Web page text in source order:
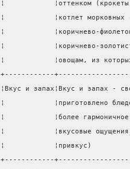
¦            ¦оттенком (крокеты
¦            ¦котлет морковных -
¦            ¦коричнево-
¦            ¦коричнево-
¦            ¦овощам, из
+------------
¦Вкус и запах¦Вкус и запах -
¦            ¦приготовлено
¦            ¦более гармоничное
¦            ¦вкусовые ощущения
¦            ¦привкус)
+------------